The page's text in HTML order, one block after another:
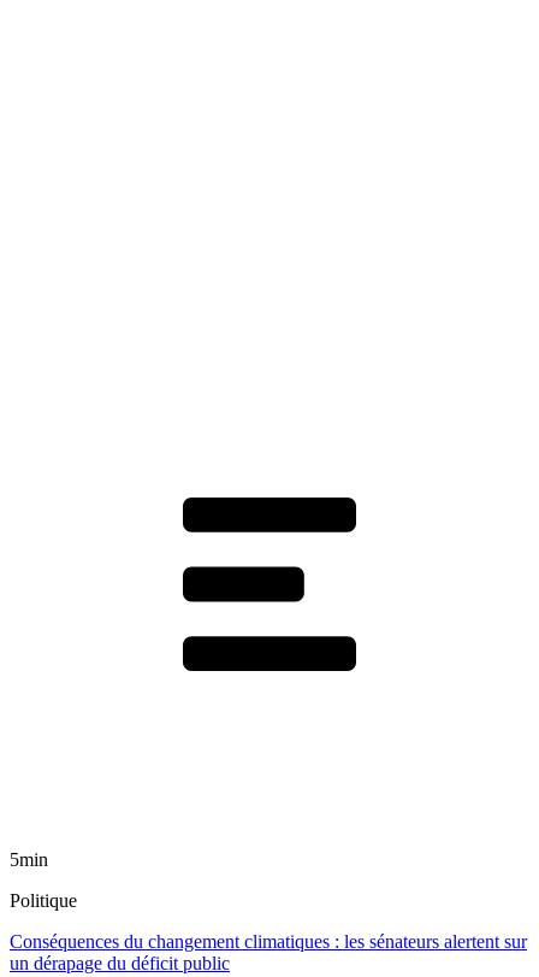
5min
Politique
Conséquences du changement climatiques : les sénateurs alertent sur
un dérapage du déficit public